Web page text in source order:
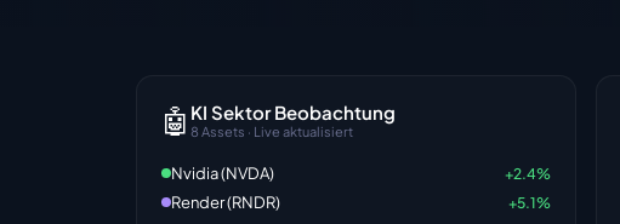
🤖 KI Sektor Beobachtung
8 Assets · Live aktualisiert
Nvidia (NVDA) +2.4%
Render (RNDR) +5.1%